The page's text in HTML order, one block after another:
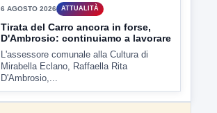
6 AGOSTO 2026 ATTUALITÀ
Tirata del Carro ancora in forse,
D'Ambrosio: continuiamo a lavorare
L'assessore comunale alla Cultura di
Mirabella Eclano, Raffaella Rita
D'Ambrosio,...